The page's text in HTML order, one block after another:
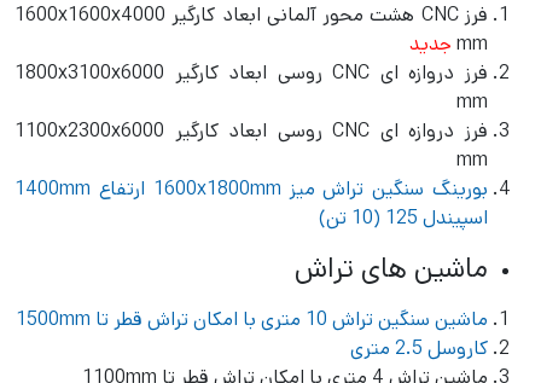
فرز CNC هشت محور آلمانی ابعاد کارگیر 1600x1600x4000
mm جدید
فرز دروازه ای CNC روسی ابعاد کارگیر 1800x3100x6000
mm
فرز دروازه ای CNC روسی ابعاد کارگیر 1100x2300x6000
mm
بورینگ سنگین تراش میز 1600x1800mm ارتفاع 1400mm
اسپیندل 125
(10 تن)
ماشین های تراش
ماشین سنگین تراش 10 متری با امكان تراش قطر تا 1500mm
کاروسل 2.5 متری